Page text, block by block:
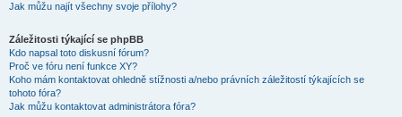
Jak můžu najít všechny svoje přílohy?
Záležitosti týkající se phpBB
Kdo napsal toto diskusní fórum?
Proč ve fóru není funkce XY?
Koho mám kontaktovat ohledně stížnosti a/nebo právních záležitostí týkajících se
tohoto fóra?
Jak můžu kontaktovat administrátora fóra?